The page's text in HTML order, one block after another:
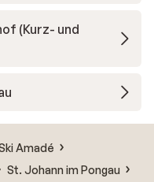
(Kurz- und
Amadé
St. Johann im Pongau